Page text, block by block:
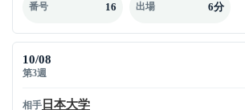
番号 16 出場 6分
10/08
第3週
相手 日本大学